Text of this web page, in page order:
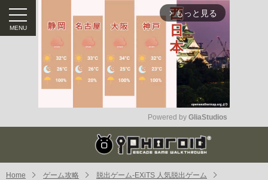
arrow_forward_ios もっと見る
Mute
Powered by GliaStudios
Home ゲーム攻略
脱出ゲーム-EXiTS 人気脱出ゲーム